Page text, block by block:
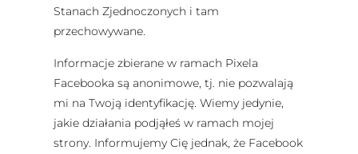
Stanach Zjednoczonych i tam
przechowywane.
Informacje zbierane w ramach Pixela
Facebooka są anonimowe, tj. nie pozwalają
mi na Twoją identyfikację. Wiemy jedynie,
jakie działania podjąłeś w ramach mojej
strony. Informujemy Cię jednak, że Facebook